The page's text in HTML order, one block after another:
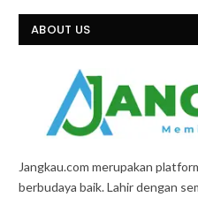
ABOUT US
Jangkau.com merupakan
berbudaya baik. Lahir dengan